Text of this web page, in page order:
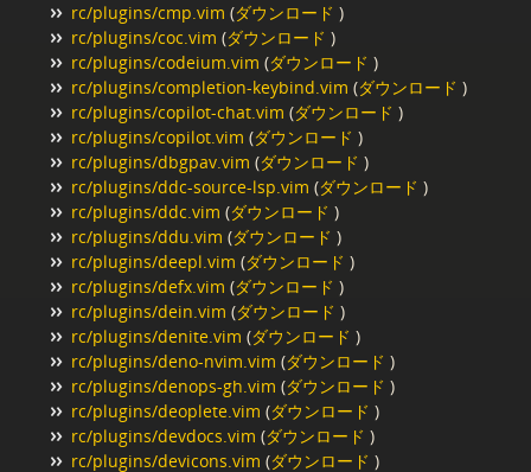
rc/plugins/cmp.vim (ダウンロード )
rc/plugins/coc.vim (ダウンロード )
rc/plugins/codeium.vim (ダウンロード )
rc/plugins/completion-keybind.vim (ダウンロード )
rc/plugins/copilot-chat.vim (ダウンロード )
rc/plugins/copilot.vim (ダウンロード )
rc/plugins/dbgpav.vim (ダウンロード )
rc/plugins/ddc-source-lsp.vim (ダウンロード )
rc/plugins/ddc.vim (ダウンロード )
rc/plugins/ddu.vim (ダウンロード )
rc/plugins/deepl.vim (ダウンロード )
rc/plugins/defx.vim (ダウンロード )
rc/plugins/dein.vim (ダウンロード )
rc/plugins/denite.vim (ダウンロード )
rc/plugins/deno-nvim.vim (ダウンロード )
rc/plugins/denops-gh.vim (ダウンロード )
rc/plugins/deoplete.vim (ダウンロード )
rc/plugins/devdocs.vim (ダウンロード )
rc/plugins/devicons.vim (ダウンロード )